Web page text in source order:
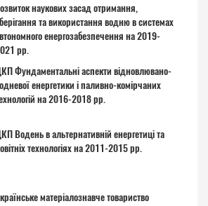
наукових засад отримання,
та використання водню в системах
енергозабезпечення на 2019-
рр.
Фундаментальні аспекти відновлювано-
енергетики і паливно-комірчаних
на 2016-2018 рр.
Водень в альтернативній енергетиці та
технологіях на 2011-2015 рр.
матеріалознавче товариство